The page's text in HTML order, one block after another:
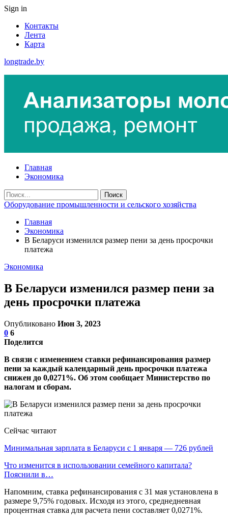
Sign in
Контакты
Лента
Карта
longtrade.by
Главная
Экономика
Оборудование промышленности и сельского хозяйства
Главная
Экономика
В Беларуси изменился размер пени за день просрочки
платежа
Экономика
В Беларуси изменился размер пени за
день просрочки платежа
Опубликовано Июн 3, 2023
0 6
Поделится
В связи с изменением ставки рефинансирования размер
пени за каждый календарный день просрочки платежа
снижен до 0,0271%. Об этом сообщает Министерство по
налогам и сборам.
Сейчас читают
Минимальная зарплата в Беларуси с 1 января — 726 рублей
Что изменится в использовании семейного капитала?
Пояснили в…
Напомним, ставка рефинансирования с 31 мая установлена в
размере 9,75% годовых. Исходя из этого, среднедневная
процентная ставка для расчета пени составляет 0,0271%.